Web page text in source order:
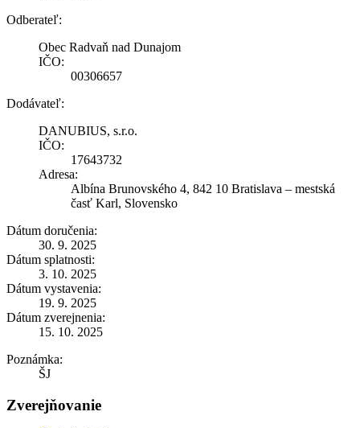
Odberateľ:
Obec Radvaň nad Dunajom
IČO:
00306657
Dodávateľ:
DANUBIUS, s.r.o.
IČO:
17643732
Adresa:
Albína Brunovského 4, 842 10 Bratislava – mestská
časť Karl, Slovensko
Dátum doručenia:
30. 9. 2025
Dátum splatnosti:
3. 10. 2025
Dátum vystavenia:
19. 9. 2025
Dátum zverejnenia:
15. 10. 2025
Poznámka:
ŠJ
Zverejňovanie